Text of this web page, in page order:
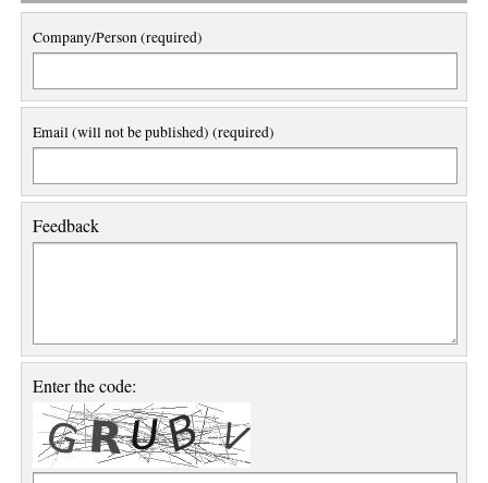
Company/Person (required)
Email (will not be published) (required)
Feedback
Enter the code: